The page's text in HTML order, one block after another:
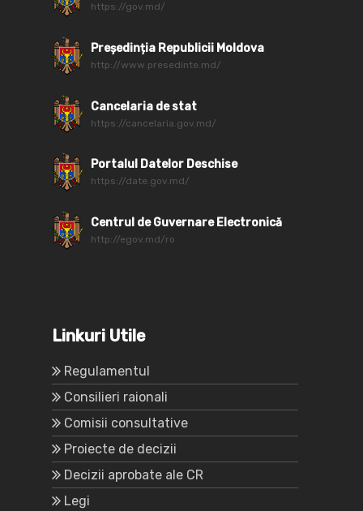
https://gov.md/
Președinția Republicii Moldova
http://www.presedinte.md/
Cancelaria de stat
https://cancelaria.gov.md/
Portalul Datelor Deschise
https://date.gov.md/
Centrul de Guvernare Electronică
http://egov.md/ro
Linkuri Utile
Regulamentul
Consilieri raionali
Comisii consultative
Proiecte de decizii
Decizii aprobate ale CR
Legi